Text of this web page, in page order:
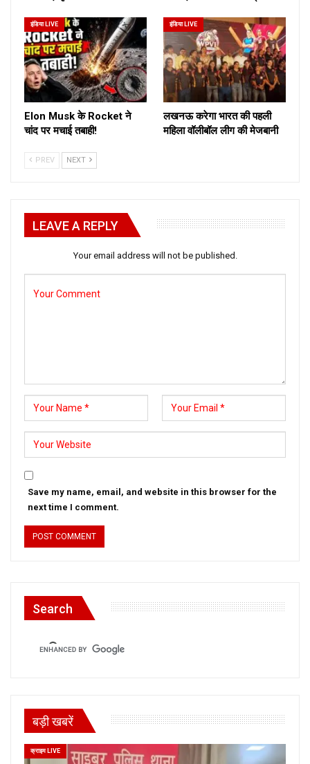
इंडिया LIVE
Elon Musk के Rocket ने
चांद पर मचाई तबाही!
इंडिया LIVE
लखनऊ करेगा भारत की पहली
महिला वॉलीबॉल लीग की मेजबानी
PREV NEXT
LEAVE A REPLY
Your email address will not be published.
Save my name, email, and website in this browser for the
next time I comment.
Search
बड़ी खबरें
क्राइम LIVE